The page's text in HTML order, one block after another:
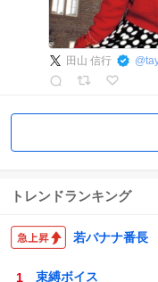
田山 信行 @
トレンドランキング
若バナナ番長
束縛ボイス